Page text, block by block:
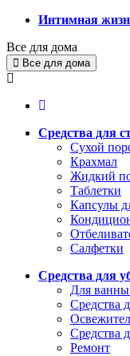
Интимная
Все для дома
Все для дома
Средства для
Сухой
Крахмал
Жидкий
Таблетки
Капсулы
Салфетки
Средства для
Для ванны
Средства
Средства
Ремонт